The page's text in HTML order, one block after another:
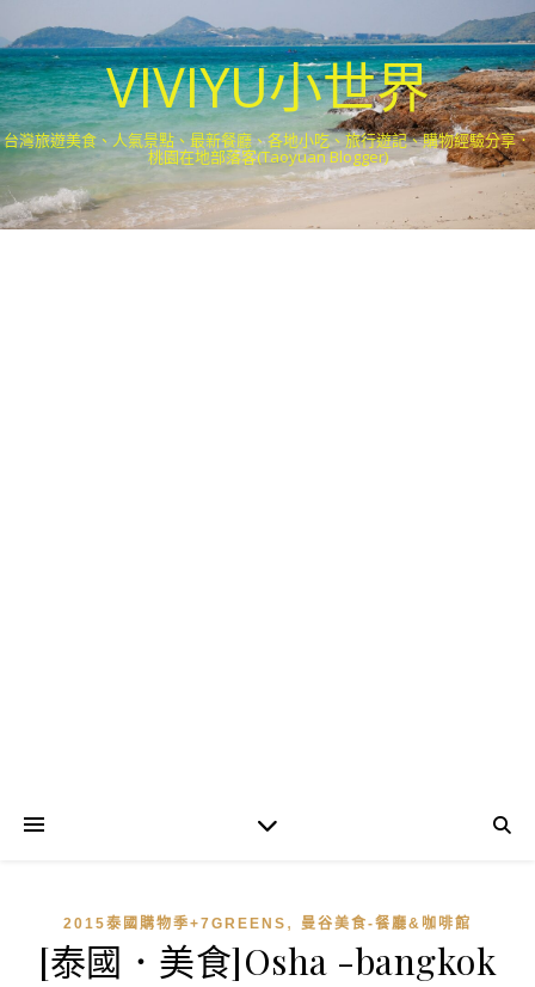
VIVIYU小世界
台灣旅遊美食、人氣景點、最新餐廳、各地小吃、旅行遊記、購物經驗分享．
桃園在地部落客(Taoyuan Blogger)
2015泰國購物季+7GREENS , 曼谷美食-餐廳&咖啡館
[泰國．美食]Osha -bangkok